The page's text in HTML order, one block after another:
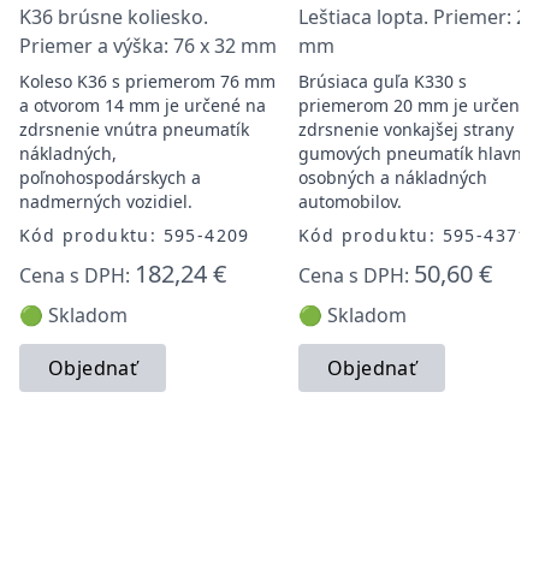
K36 brúsne koliesko.
Priemer a výška: 76 x 32 mm
Koleso K36 s priemerom 76 mm
a otvorom 14 mm je určené na
zdrsnenie vnútra pneumatík
nákladných,
poľnohospodárskych a
nadmerných vozidiel.
Kód produktu: 595-4209
Cena s DPH: 182,24 €
🟢 Skladom
Objednať
Leštiaca lopta. Priemer: 20
mm
Brúsiaca guľa K330 s
priemerom 20 mm je určená
zdrsnenie vonkajšej strany
gumových pneumatík hlavne
osobných a nákladných
automobilov.
Kód produktu: 595-4371
Cena s DPH: 50,60 €
🟢 Skladom
Objednať